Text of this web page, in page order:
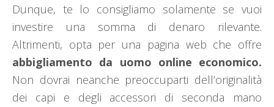
Dunque, te lo consigliamo solamente se vuoi
investire una somma di denaro rilevante.
Altrimenti, opta per una pagina web che offre
abbigliamento da uomo online economico.
Non dovrai neanche preoccuparti dell’originalità
dei capi e degli accessori di seconda mano